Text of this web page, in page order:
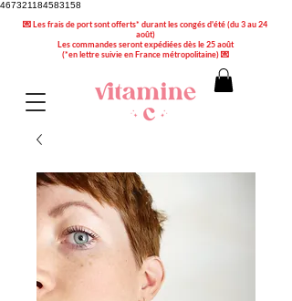
467321184583158
💌 Les frais de port sont offerts* durant les congés d'été (du 3 au 24
août)
Les commandes seront expédiées dès le 25 août
(*en lettre suivie en France métropolitaine) 💌